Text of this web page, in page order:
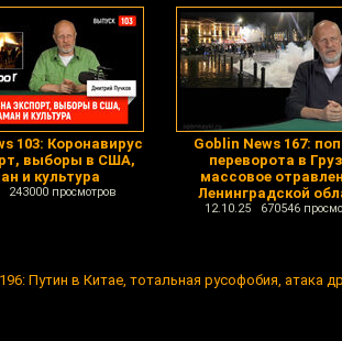
103: Коронавирус
выборы в США,
и культура
243000 просмотров
Goblin News 167:
переворота в
массовое
Ленинградской
12.10.25 670546
Путин в Китае, тотальная русофобия, атака